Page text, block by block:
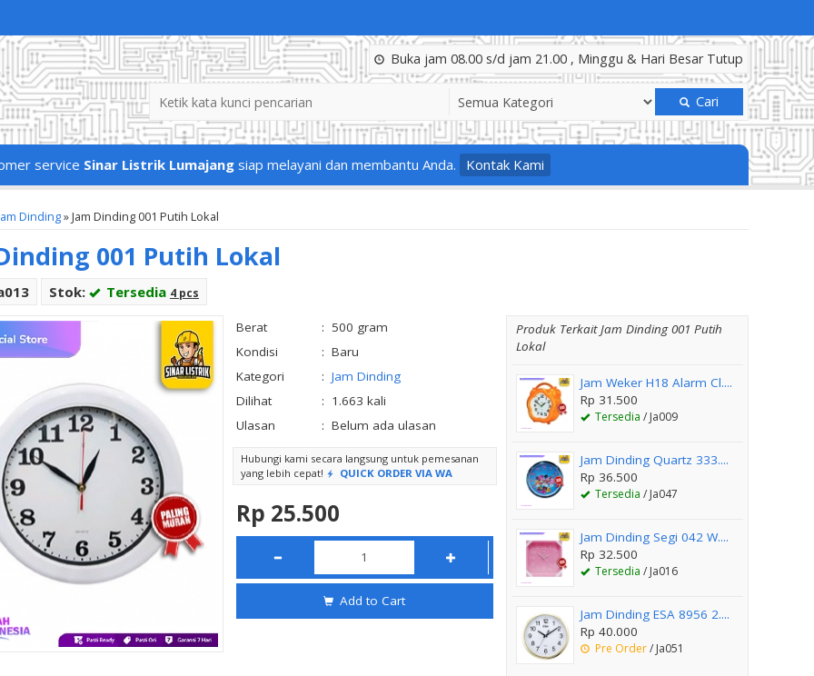
Buka jam 08.00 s/d jam 21.00 , Minggu & Hari Besar Tutup
Cari
service Sinar Listrik Lumajang siap melayani dan membantu Anda. Kontak Kami
Dinding»Jam Dinding 001 Putih Lokal
001 Putih Lokal
Stok: Tersedia 4 pcs
Berat : 500 gram
Kondisi
: Baru
Kategori
: Jam Dinding
Dilihat
: 1.663 kali
Ulasan
: Belum ada ulasan
Hubungi kami secara langsung untuk pemesanan
yang lebih cepat!
QUICK ORDER VIA WA
Rp 25.500
Add to Cart
Produk Terkait Jam Dinding 001 Putih
Lokal
Jam Weker H18 Alarm Cl....
Rp 31.500
Tersedia / Ja009
Jam Dinding Quartz 333....
Rp 36.500
Tersedia / Ja047
Jam Dinding Segi 042 W....
Rp 32.500
Tersedia / Ja016
Jam Dinding ESA 8956 2....
Rp 40.000
Pre Order/ Ja051